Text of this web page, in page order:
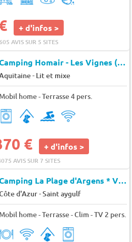
+ d'infos >
AVIS SUR 5 SITES
Camping Homair - Les Vignes (18265)
- Lit et mixe
Mobil home - Terrasse 4 pers.
€ + d'infos >
AVIS SUR 7 SITES
Camping La Plage d'Argens * VO
d'Azur-Saint aygulf
Mobil home - Terrasse - Clim - TV 2 pers.